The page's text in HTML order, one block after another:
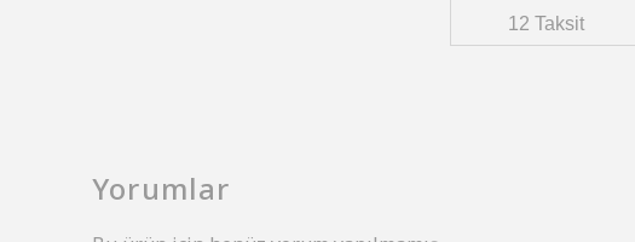
12 Taksit
Yorumlar